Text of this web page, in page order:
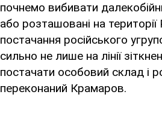
почнемо вибивати
або розташовані на території
постачання російського
сильно не лише на лінії
постачати особовий склад і
переконаний Крамаров.